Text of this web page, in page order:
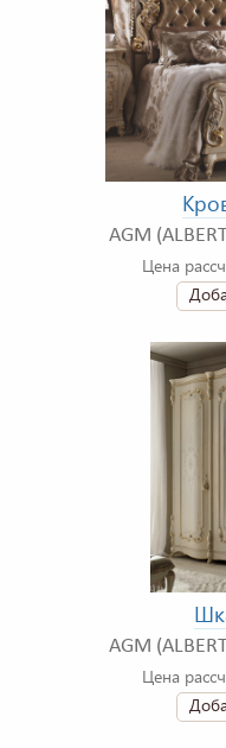
AGM
Цена
AGM
Цена